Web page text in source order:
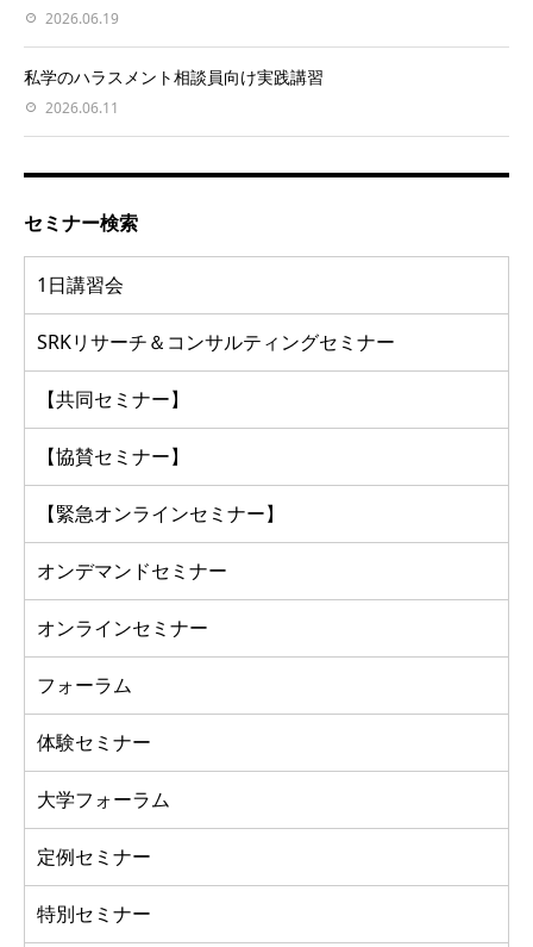
2026.06.19
私学のハラスメント相談員向け実践講習
2026.06.11
セミナー検索
1日講習会
SRKリサーチ＆コンサルティングセミナー
【共同セミナー】
【協賛セミナー】
【緊急オンラインセミナー】
オンデマンドセミナー
オンラインセミナー
フォーラム
体験セミナー
大学フォーラム
定例セミナー
特別セミナー